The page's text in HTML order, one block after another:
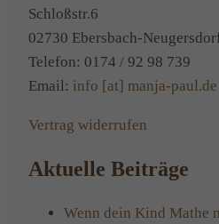
Schloßstr.6
02730 Ebersbach-
Telefon: 0174 / 92 98 739
Email: info [at] manja-paul.de
Vertrag widerrufen
Aktuelle Beiträge
Wenn dein Kind Mathe